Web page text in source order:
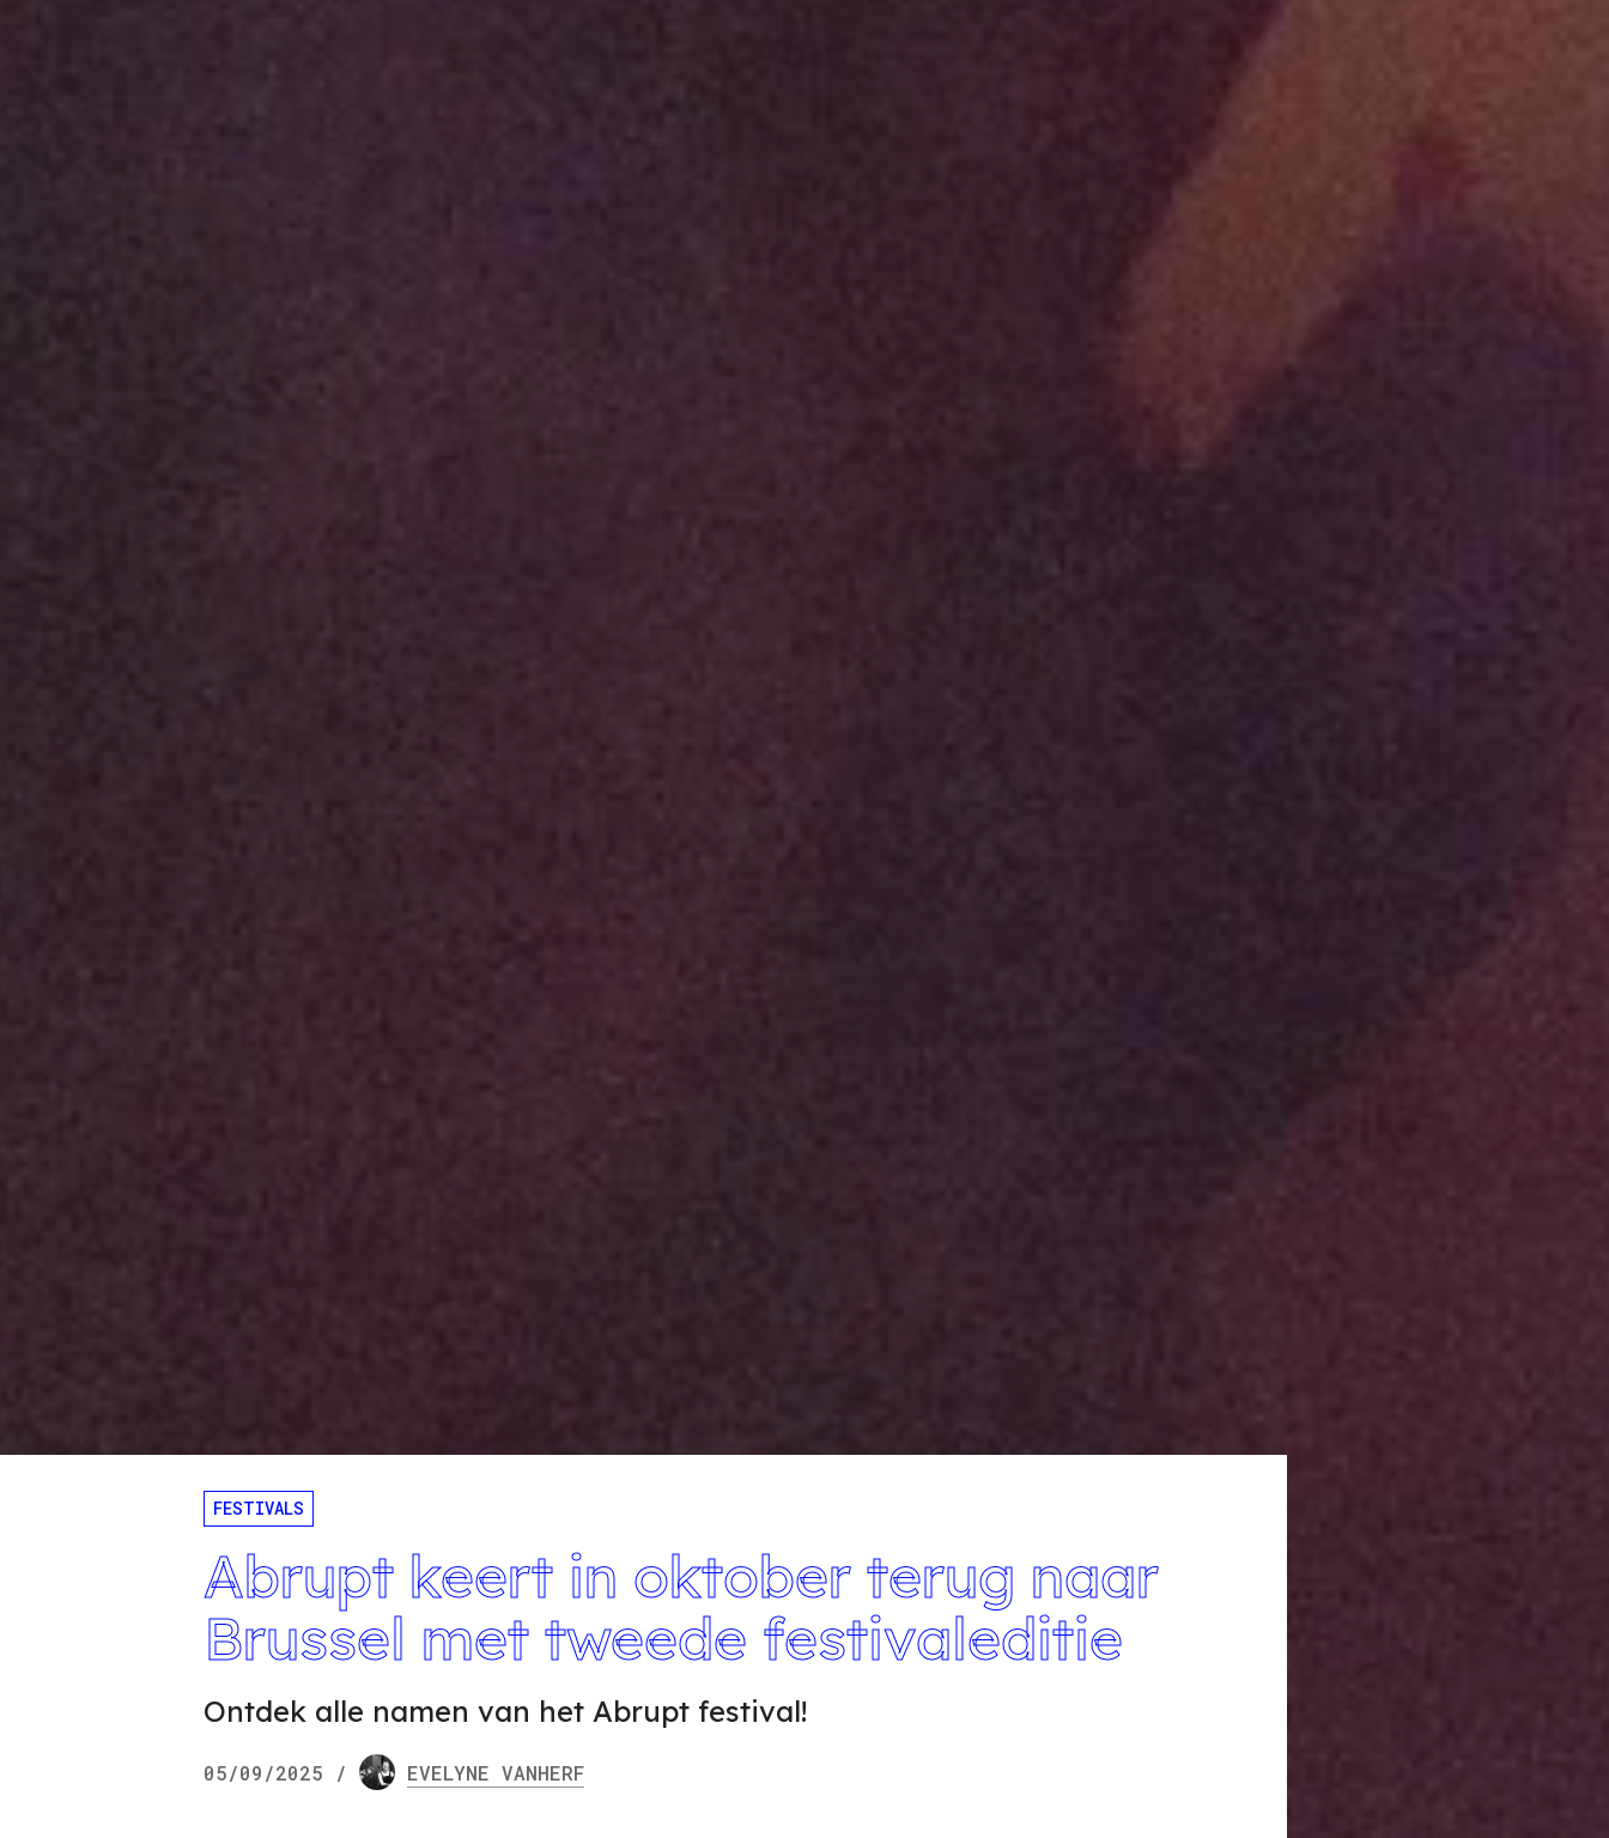
FESTIVALS
Abrupt keert in oktober terug naar
Brussel met tweede festivaleditie
Ontdek alle namen van het Abrupt festival!
05/09/2025 / EVELYNE VANHERF